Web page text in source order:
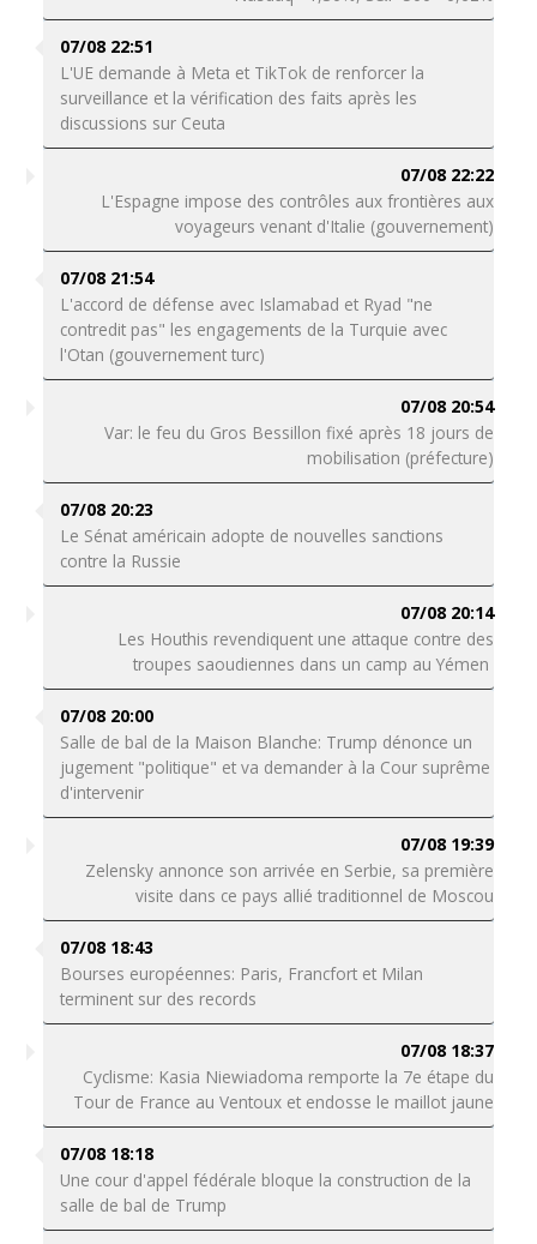
07/08 22:51
L'UE demande à Meta et TikTok de renforcer la
surveillance et la vérification des faits après les
discussions sur Ceuta
07/08 22:22
L'Espagne impose des contrôles aux frontières aux
voyageurs venant d'Italie (gouvernement)
07/08 21:54
L'accord de défense avec Islamabad et Ryad "ne
contredit pas" les engagements de la Turquie avec
l'Otan (gouvernement turc)
07/08 20:54
Var: le feu du Gros Bessillon fixé après 18 jours de
mobilisation (préfecture)
07/08 20:23
Le Sénat américain adopte de nouvelles sanctions
contre la Russie
07/08 20:14
Les Houthis revendiquent une attaque contre des
troupes saoudiennes dans un camp au Yémen
07/08 20:00
Salle de bal de la Maison Blanche: Trump dénonce un
jugement "politique" et va demander à la Cour suprême
d'intervenir
07/08 19:39
Zelensky annonce son arrivée en Serbie, sa première
visite dans ce pays allié traditionnel de Moscou
07/08 18:43
Bourses européennes: Paris, Francfort et Milan
terminent sur des records
07/08 18:37
Cyclisme: Kasia Niewiadoma remporte la 7e étape du
Tour de France au Ventoux et endosse le maillot jaune
07/08 18:18
Une cour d'appel fédérale bloque la construction de la
salle de bal de Trump